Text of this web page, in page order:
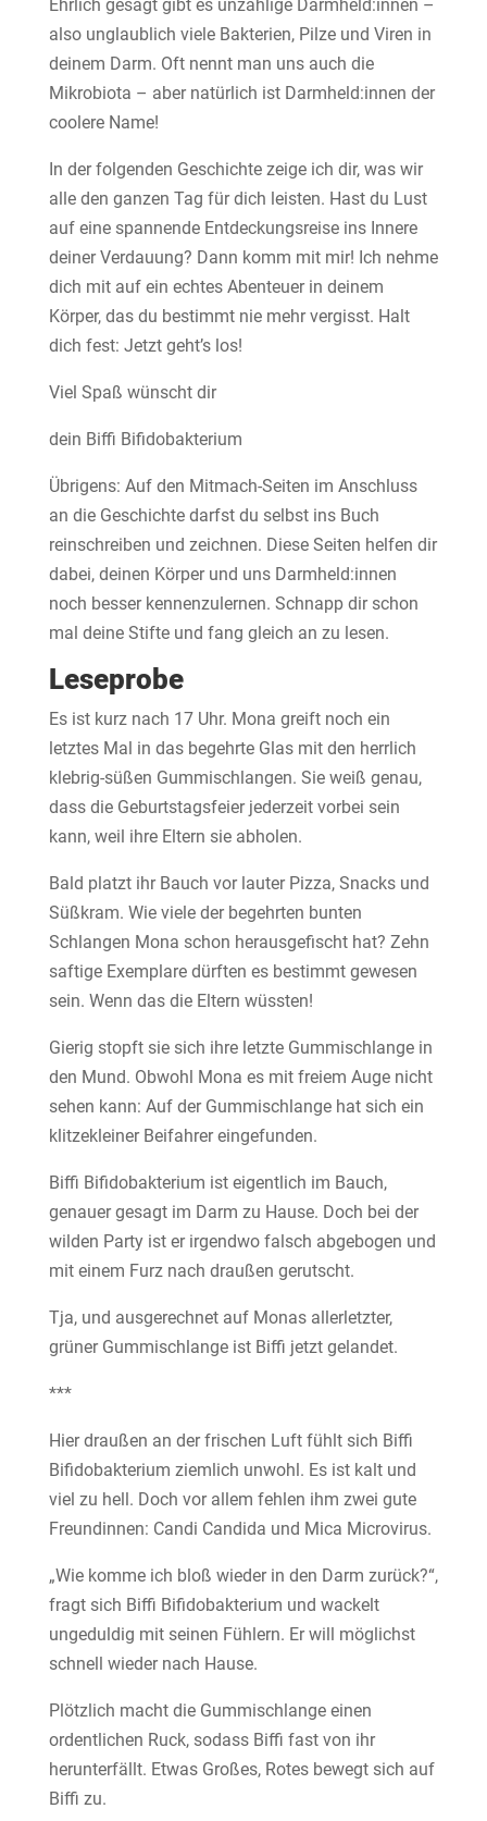
Ehrlich gesagt gibt es unzählige Darmheld:innen –
also unglaublich viele Bakterien, Pilze und Viren in
deinem Darm. Oft nennt man uns auch die
Mikrobiota – aber natürlich ist Darmheld:innen der
coolere Name!
In der folgenden Geschichte zeige ich dir, was wir
alle den ganzen Tag für dich leisten. Hast du Lust
auf eine spannende Entdeckungsreise ins Innere
deiner Verdauung? Dann komm mit mir! Ich nehme
dich mit auf ein echtes Abenteuer in deinem
Körper, das du bestimmt nie mehr vergisst. Halt
dich fest: Jetzt geht’s los!
Viel Spaß wünscht dir
dein Biffi Bifidobakterium
Übrigens: Auf den Mitmach-Seiten im Anschluss
an die Geschichte darfst du selbst ins Buch
reinschreiben und zeichnen. Diese Seiten helfen dir
dabei, deinen Körper und uns Darmheld:innen
noch besser kennenzulernen. Schnapp dir schon
mal deine Stifte und fang gleich an zu lesen.
Leseprobe
Es ist kurz nach 17 Uhr. Mona greift noch ein
letztes Mal in das begehrte Glas mit den herrlich
klebrig-süßen Gummischlangen. Sie weiß genau,
dass die Geburtstagsfeier jederzeit vorbei sein
kann, weil ihre Eltern sie abholen.
Bald platzt ihr Bauch vor lauter Pizza, Snacks und
Süßkram. Wie viele der begehrten bunten
Schlangen Mona schon herausgefischt hat? Zehn
saftige Exemplare dürften es bestimmt gewesen
sein. Wenn das die Eltern wüssten!
Gierig stopft sie sich ihre letzte Gummischlange in
den Mund. Obwohl Mona es mit freiem Auge nicht
sehen kann: Auf der Gummischlange hat sich ein
klitzekleiner Beifahrer eingefunden.
Biffi Bifidobakterium ist eigentlich im Bauch,
genauer gesagt im Darm zu Hause. Doch bei der
wilden Party ist er irgendwo falsch abgebogen und
mit einem Furz nach draußen gerutscht.
Tja, und ausgerechnet auf Monas allerletzter,
grüner Gummischlange ist Biffi jetzt gelandet.
***
Hier draußen an der frischen Luft fühlt sich Biffi
Bifidobakterium ziemlich unwohl. Es ist kalt und
viel zu hell. Doch vor allem fehlen ihm zwei gute
Freundinnen: Candi Candida und Mica Microvirus.
„Wie komme ich bloß wieder in den Darm zurück?“,
fragt sich Biffi Bifidobakterium und wackelt
ungeduldig mit seinen Fühlern. Er will möglichst
schnell wieder nach Hause.
Plötzlich macht die Gummischlange einen
ordentlichen Ruck, sodass Biffi fast von ihr
herunterfällt. Etwas Großes, Rotes bewegt sich auf
Biffi zu.